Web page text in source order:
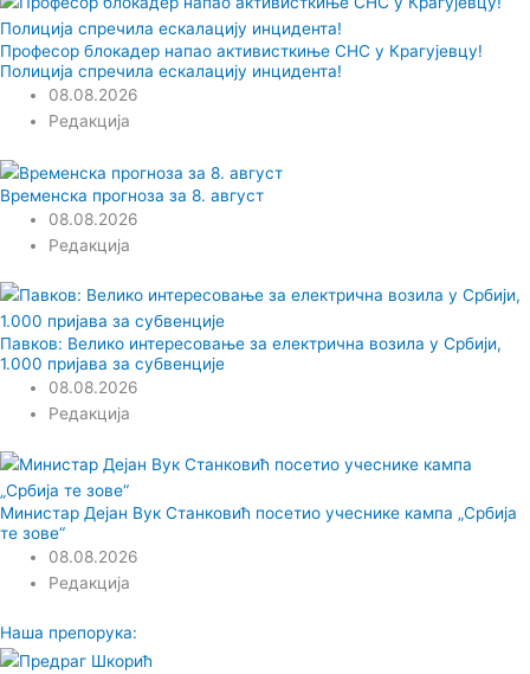
Професор блокадер напао активисткиње СНС у Крагујевцу!
Полиција спречила ескалацију инцидента!
08.08.2026
Редакција
Временска прогноза за 8. август
08.08.2026
Редакција
Павков: Велико интересовање за електрична возила у Србији,
1.000 пријава за субвенције
08.08.2026
Редакција
Министар Дејан Вук Станковић посетио учеснике кампа „Србија
те зове“
08.08.2026
Редакција
Наша препорука: